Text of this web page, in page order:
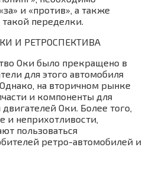
и «против»‚ а также
переделки.
И РЕТРОСПЕКТИВА
Оки было прекращено в
для этого автомобиля
на вторичном рынке
и компоненты для
Оки. Более того‚
и неприхотливости‚
пользоваться
ретро-автомобилей и